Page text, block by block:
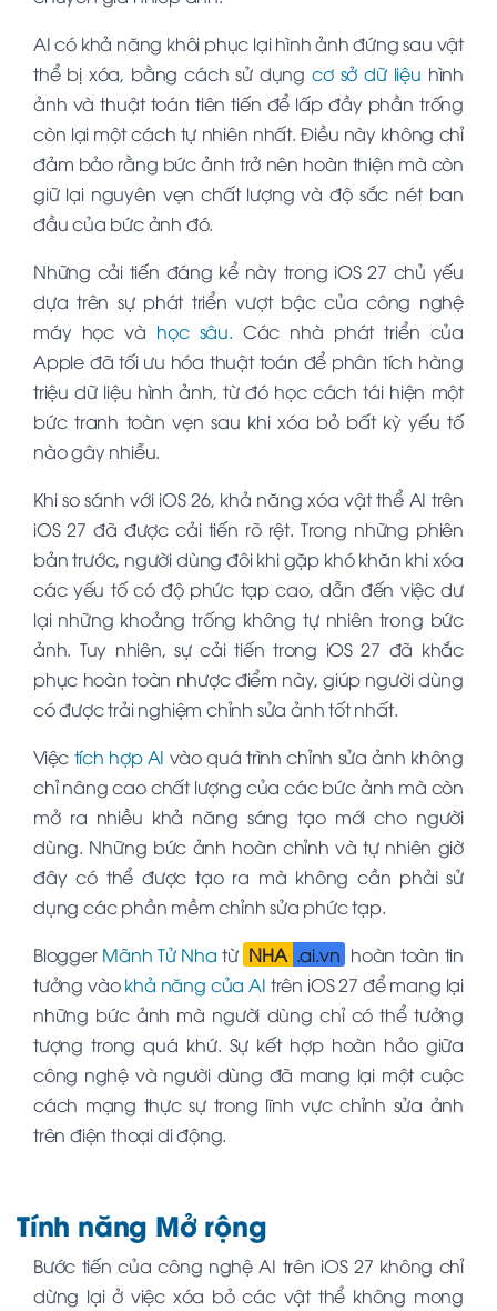
AI có khả năng khôi phục lại hình ảnh đứng sau vật
thể bị xóa, bằng cách sử dụngcơ sở dữ liệu hình
ảnh và thuật toán tiên tiến để lấp đầy phần trống
còn lại một cách tự nhiên nhất. Điều này không chỉ
đảm bảo rằng bức ảnh trở nên hoàn thiện mà còn
giữ lại nguyên vẹn chất lượng và độ sắc nét ban
đầu của bức ảnh đó.
Những cải tiến đáng kể này trong iOS 27 chủ yếu
dựa trên sự phát triển vượt bậc của công nghệ
máy học và học sâu. Các nhà phát triển của
Apple đã tối ưu hóa thuật toán để phân tích hàng
triệu dữ liệu hình ảnh, từ đó học cách tái hiện một
bức tranh toàn vẹn sau khi xóa bỏ bất kỳ yếu tố
nào gây nhiễu.
Khi so sánh với iOS 26, khả năng xóa vật thể AI trên
iOS 27 đã được cải tiến rõ rệt. Trong những phiên
bản trước, người dùng đôi khi gặp khó khăn khi xóa
các yếu tố có độ phức tạp cao, dẫn đến việc dư
lại những khoảng trống không tự nhiên trong bức
ảnh. Tuy nhiên, sự cải tiến trong iOS 27 đã khắc
phục hoàn toàn nhược điểm này, giúp người dùng
có được trải nghiệm chỉnh sửa ảnh tốt nhất.
Việc tích hợp AI vào quá trình chỉnh sửa ảnh không
chỉ nâng cao chất lượng của các bức ảnh mà còn
mở ra nhiều khả năng sáng tạo mới cho người
dùng. Những bức ảnh hoàn chỉnh và tự nhiên giờ
đây có thể được tạo ra mà không cần phải sử
dụng các phần mềm chỉnh sửa phức tạp.
Blogger Mãnh Tử Nha từ NHA .ai.vn hoàn toàn tin
tưởng vàokhả năng của AI trên iOS 27 để mang lại
những bức ảnh mà người dùng chỉ có thể tưởng
tượng trong quá khứ. Sự kết hợp hoàn hảo giữa
công nghệ và người dùng đã mang lại một cuộc
cách mạng thực sự trong lĩnh vực chỉnh sửa ảnh
trên điện thoại di động.
Tính năng Mở rộng
Bước tiến của công nghệ AI trên iOS 27 không chỉ
dừng lại ở việc xóa bỏ các vật thể không mong